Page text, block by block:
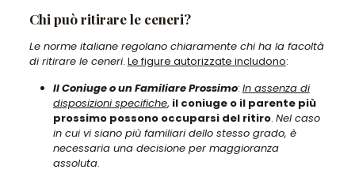
Chi può ritirare le ceneri?
Le norme italiane regolano chiaramente chi ha la facoltà
di ritirare le ceneri. Le figure autorizzate includono:
Il Coniuge o un Familiare Prossimo: In assenza di
disposizioni specifiche, il coniuge o il parente più
prossimo possono occuparsi del ritiro. Nel caso
in cui vi siano più familiari dello stesso grado, è
necessaria una decisione per maggioranza
assoluta.